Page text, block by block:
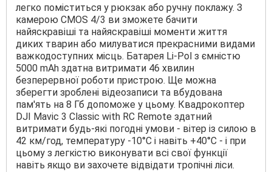
легко поміститься у рюкзак або ручну поклажу. З
камерою CMOS 4/3 ви зможете бачити
найяскравіші та найяскравіші моменти життя
диких тварин або милуватися прекрасними видами
важкодоступних місць. Батарея Li-Pol з ємністю
5000 mAh здатна витримати 46 хвилин
безперервної роботи пристрою. Ще можна
зберегти зроблені відеозаписи та вбудована
пам'ять на 8 Гб допоможе у цьому. Квадрокоптер
DJI Mavic 3 Classic with RC Remote здатний
витримати будь-які погодні умови - вітер із силою в
42 км/год, температуру -10°С і навіть +40°С - і при
цьому з легкістю виконувати всі свої функції
навіть якщо ви захочете відвідати тропічні ліси.